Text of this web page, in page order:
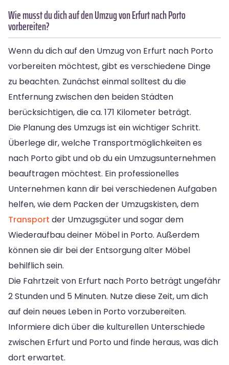
Wie musst du dich auf den Umzug von Erfurt nach Porto
vorbereiten?
Wenn du dich auf den Umzug von Erfurt nach Porto
vorbereiten möchtest, gibt es verschiedene Dinge
zu beachten. Zunächst einmal solltest du die
Entfernung zwischen den beiden Städten
berücksichtigen, die ca. 171 Kilometer beträgt.
Die Planung des Umzugs ist ein wichtiger Schritt.
Überlege dir, welche Transportmöglichkeiten es
nach Porto gibt und ob du ein Umzugsunternehmen
beauftragen möchtest. Ein professionelles
Unternehmen kann dir bei verschiedenen Aufgaben
helfen, wie dem Packen der Umzugskisten, dem
Transport der Umzugsgüter und sogar dem
Wiederaufbau deiner Möbel in Porto. Außerdem
können sie dir bei der Entsorgung alter Möbel
behilflich sein.
Die Fahrtzeit von Erfurt nach Porto beträgt ungefähr
2 Stunden und 5 Minuten. Nutze diese Zeit, um dich
auf dein neues Leben in Porto vorzubereiten.
Informiere dich über die kulturellen Unterschiede
zwischen Erfurt und Porto und finde heraus, was dich
dort erwartet.